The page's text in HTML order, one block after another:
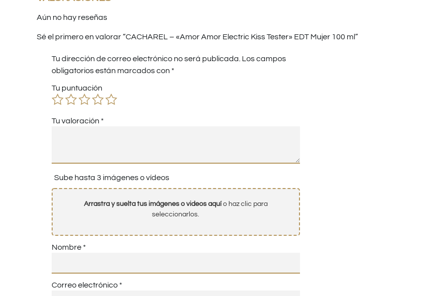
Aún no hay reseñas
Sé el primero en valorar “CACHAREL – «Amor Amor Electric Kiss Tester» EDT Mujer 100 ml”
Tu dirección de correo electrónico no será publicada. Los campos
obligatorios están marcados con *
Tu puntuación
Tu valoración *
Sube hasta 3 imágenes o vídeos
Arrastra y suelta tus imágenes o videos aquío haz clic para
seleccionarlos.
Nombre *
Correo electrónico *